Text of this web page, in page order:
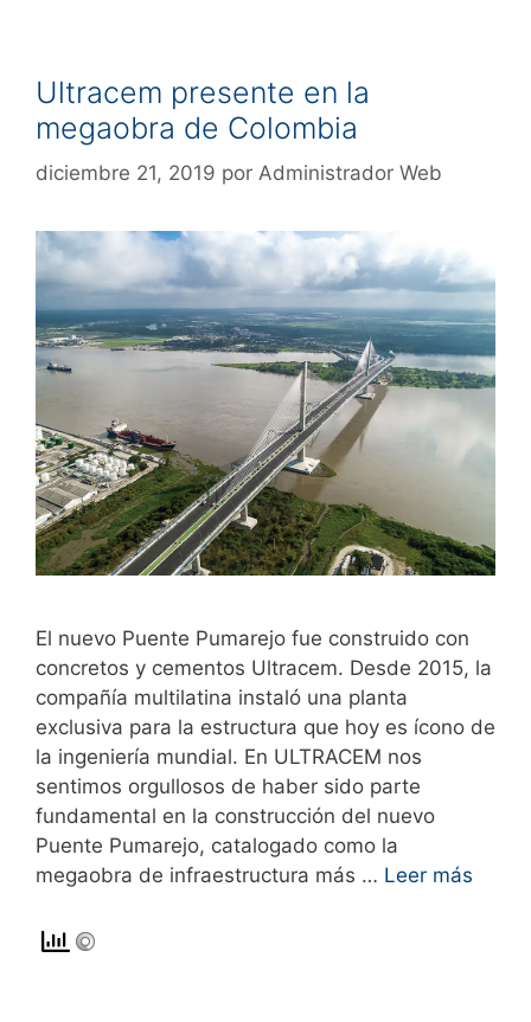
Ultracem presente en la
megaobra de Colombia
diciembre 21, 2019 por Administrador Web
El nuevo Puente Pumarejo fue construido con
concretos y cementos Ultracem. Desde 2015, la
compañía multilatina instaló una planta
exclusiva para la estructura que hoy es ícono de
la ingeniería mundial. En ULTRACEM nos
sentimos orgullosos de haber sido parte
fundamental en la construcción del nuevo
Puente Pumarejo, catalogado como la
megaobra de infraestructura más … Leer más